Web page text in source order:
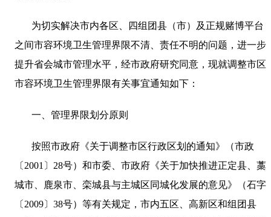
为切实解决市内各区、四组团县（市）及正规赌博平台
之间市容环境卫生管理界限不清、责任不明的问题，进一步
提升省会城市管理水平，经市政府研究同意，现就调整市区
市容环境卫生管理界限有关事宜通知如下：
一、管理界限划分原则
按照市政府《关于调整市区行政区划的通知》（市政
〔 2001 〕 28号）和市委、市政府《关于加快推进正定县、藁
城市、鹿泉市、栾城县与主城区同城化发展的意见》（石字
〔 2009〕38号）等有关规定，市内五区、高新区和组团县